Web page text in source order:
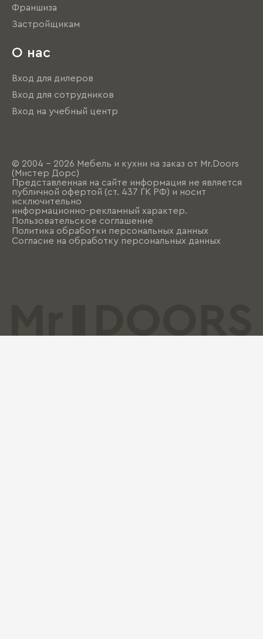
Франшиза
Застройщикам
О нас
Вход для дилеров
Вход для сотрудников
Вход на учебный центр
© 2004 - 2026 Мебель и кухни на заказ от Mr.Doors
(Мистер Дорс)
Представленная на сайте информация не является
публичной офертой (ст. 437 ГК РФ) и носит
исключительно
информационно-рекламный характер.
Пользовательское соглашение
Политика обработки персональных данных
Согласие на обработку персональных данных